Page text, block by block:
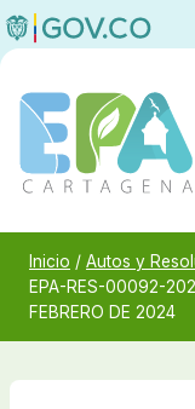
Saltar
al
Inicio / Autos y
EPA-RES-00092-
FEBRERO DE 2024